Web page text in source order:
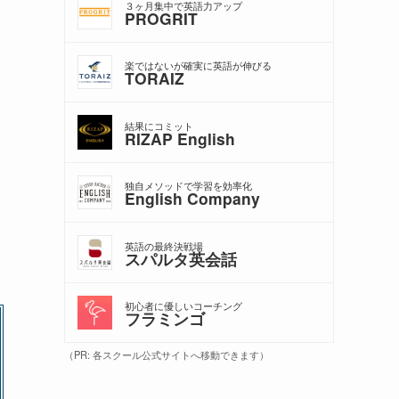
３ヶ月集中で英語力アップ
PROGRIT
楽ではないが確実に英語が伸びる
TORAIZ
結果にコミット
RIZAP English
独自メソッドで学習を効率化
English Company
英語の最終決戦場
スパルタ英会話
初心者に優しいコーチング
フラミンゴ
（PR: 各スクール公式サイトへ移動できます）